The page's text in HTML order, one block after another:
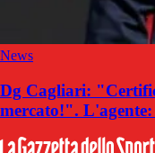
News
Dg Cagliari:
mercato!".